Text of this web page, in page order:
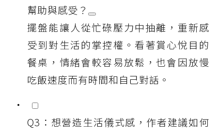
幫助與感受？
擺盤能讓人從忙碌壓力中抽離，重新感
受到對生活的掌控權。看著賞心悅目的
餐桌，情緒會較容易放鬆，也會因放慢
吃飯速度而有時間和自己對話。
Q3：想營造生活儀式感，作者建議如何